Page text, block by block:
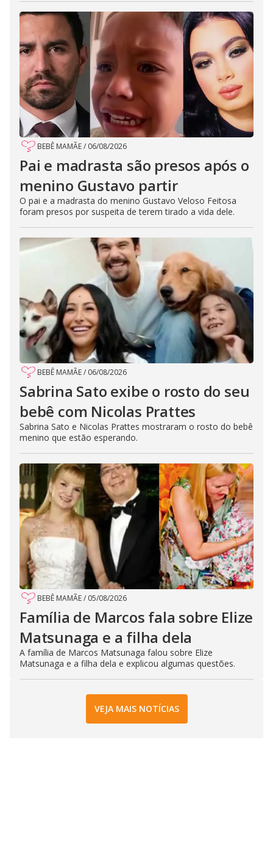
BEBÊ MAMÃE/ 06/08/2026
Pai e madrasta são presos após o
menino Gustavo partir
O pai e a madrasta do menino Gustavo Veloso Feitosa
foram presos por suspeita de terem tirado a vida dele.
BEBÊ MAMÃE/ 06/08/2026
Sabrina Sato exibe o rosto do seu
bebê com Nicolas Prattes
Sabrina Sato e Nicolas Prattes mostraram o rosto do bebê
menino que estão esperando.
BEBÊ MAMÃE/ 05/08/2026
Família de Marcos fala sobre Elize
Matsunaga e a filha dela
A família de Marcos Matsunaga falou sobre Elize
Matsunaga e a filha dela e explicou algumas questões.
VEJA MAIS NOTÍCIAS